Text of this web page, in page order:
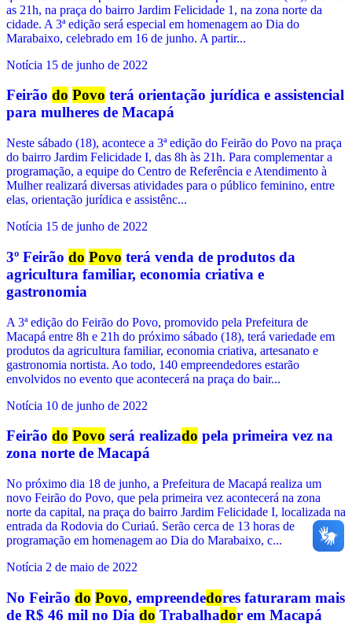
as 21h, na praça do bairro Jardim Felicidade 1, na zona norte da
cidade. A 3ª edição será especial em homenagem ao Dia do
Marabaixo, celebrado em 16 de junho. A partir...
Notícia 15 de junho de 2022
Feirão do Povo terá orientação jurídica e assistencial
para mulheres de Macapá
Neste sábado (18), acontece a 3ª edição do Feirão do Povo na praça
do bairro Jardim Felicidade I, das 8h às 21h. Para complementar a
programação, a equipe do Centro de Referência e Atendimento à
Mulher realizará diversas atividades para o público feminino, entre
elas, orientação jurídica e assistênc...
Notícia 15 de junho de 2022
3º Feirão do Povo terá venda de produtos da
agricultura familiar, economia criativa e
gastronomia
A 3ª edição do Feirão do Povo, promovido pela Prefeitura de
Macapá entre 8h e 21h do próximo sábado (18), terá variedade em
produtos da agricultura familiar, economia criativa, artesanato e
gastronomia nortista. Ao todo, 140 empreendedores estarão
envolvidos no evento que acontecerá na praça do bair...
Notícia 10 de junho de 2022
Feirão do Povo será realizado pela primeira vez na
zona norte de Macapá
No próximo dia 18 de junho, a Prefeitura de Macapá realiza um
novo Feirão do Povo, que pela primeira vez acontecerá na zona
norte da capital, na praça do bairro Jardim Felicidade I, localizada na
entrada da Rodovia do Curiaú. Serão cerca de 13 horas de
programação em homenagem ao Dia do Marabaixo, c...
Notícia 2 de maio de 2022
No Feirão do Povo, empreendedores faturaram mais
de R$ 46 mil no Dia do Trabalhador em Macapá